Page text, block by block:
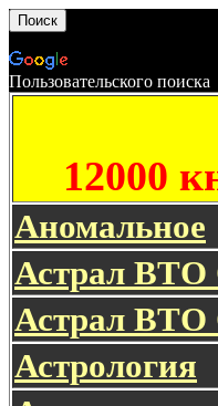
Пользовательского поиска
12000
Аномальное
Астрал
Астрал
Астрология